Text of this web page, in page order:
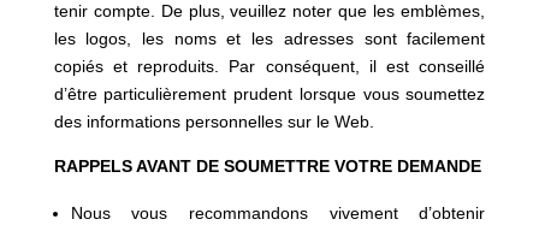
tenir compte. De plus, veuillez noter que les emblèmes,
les logos, les noms et les adresses sont facilement
copiés et reproduits. Par conséquent, il est conseillé
d’être particulièrement prudent lorsque vous soumettez
des informations personnelles sur le Web.
RAPPELS AVANT DE SOUMETTRE VOTRE DEMANDE
Nous vous recommandons vivement d’obtenir